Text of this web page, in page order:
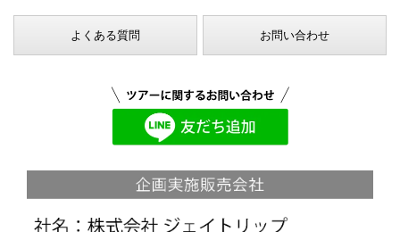
よくある質問 お問い合わせ